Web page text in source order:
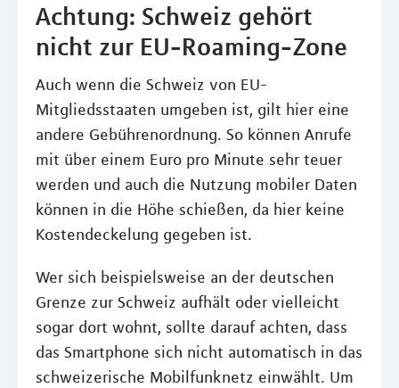
Achtung: Schweiz gehört
nicht zur EU-Roaming-Zone
Auch wenn die Schweiz von EU-
Mitgliedsstaaten umgeben ist, gilt hier eine
andere Gebührenordnung. So können Anrufe
mit über einem Euro pro Minute sehr teuer
werden und auch die Nutzung mobiler Daten
können in die Höhe schießen, da hier keine
Kostendeckelung gegeben ist.
Wer sich beispielsweise an der deutschen
Grenze zur Schweiz aufhält oder vielleicht
sogar dort wohnt, sollte darauf achten, dass
das Smartphone sich nicht automatisch in das
schweizerische Mobilfunknetz einwählt. Um